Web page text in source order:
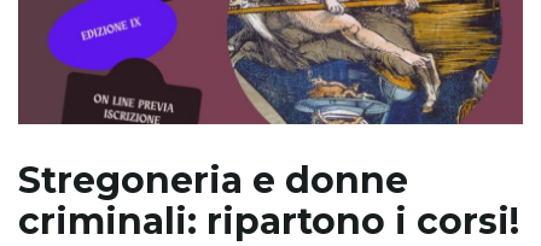
l
n
Stregoneria e donne
criminali: ripartono i corsi!